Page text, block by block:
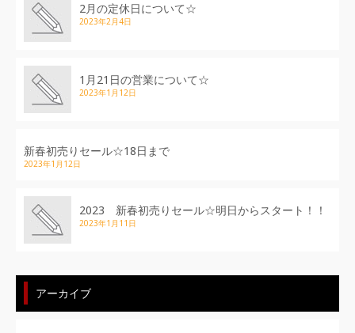
2月の定休日について☆
2023年2月4日
1月21日の営業について☆
2023年1月12日
新春初売りセール☆18日まで
2023年1月12日
2023 新春初売りセール☆明日からスタート！！
2023年1月11日
アーカイブ